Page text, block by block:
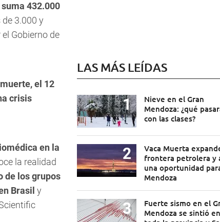
432.000
3.000 y
Gobierno de
el 12
crisis
en la
la realidad
de los grupos
Brasil y
LAS MÁS LEÍDAS
Nieve en el Gran
Mendoza: ¿qué
con las clases?
Vaca Muerta
frontera petrolera y
una oportunidad
Mendoza
Fuerte sismo en el
Mendoza se sintió en